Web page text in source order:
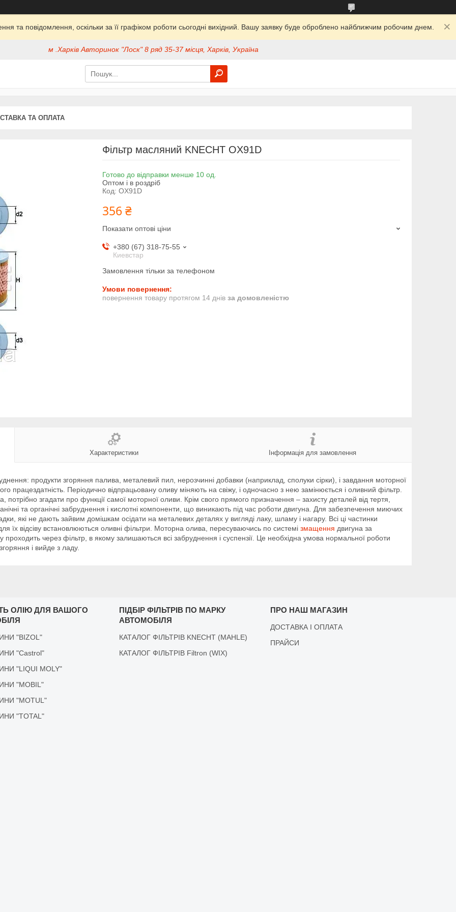
та повідомлення, оскільки за її графіком роботи сьогодні вихідний. Вашу заявку буде оброблено найближчим робочим днем.
м .Харків Авторинок "Лоск" 8 ряд 35-37 місця, Харків, Україна
ТА ОПЛАТА
Фільтр масляний KNECHT OX91D
Готово до відправки менше 10 од.
Оптом і в роздріб
Код: OX91D
356 ₴
Показати оптові ціни
+380 (67) 318-75-55
Киевстар
Замовлення тільки за телефоном
повернення товару протягом 14 днів за домовленістю
Характеристики Інформація для замовлення
продукти згоряння палива, металевий пил, нерозчинні добавки (наприклад, сполуки сірки), і завдання моторної
працездатність. Періодично відпрацьовану оливу міняють на свіжу, і одночасно з нею замінюється і оливний фільтр.
згадати про функції самої моторної оливи. Крім свого прямого призначення – захисту деталей від тертя,
та органічні забруднення і кислотні компоненти, що виникають під час роботи двигуна. Для забезпечення миючих
які не дають зайвим домішкам осідати на металевих деталях у вигляді лаку, шламу і нагару. Всі ці частинки
їх відсіву встановлюються оливні фільтри. Моторна олива, пересуваючись по системі змащення двигуна за
через фільтр, в якому залишаються всі забруднення і суспензії. Це необхідна умова нормальної роботи
і вийде з ладу.
ОЛІЮ ДЛЯ ВАШОГО
"BIZOL"
"Castrol"
"LIQUI MOLY"
"MOBIL"
"MOTUL"
"TOTAL"
ПІДБІР ФІЛЬТРІВ ПО МАРКУ
АВТОМОБІЛЯ
КАТАЛОГ ФІЛЬТРІВ KNECHT (MAHLE)
КАТАЛОГ ФІЛЬТРІВ Filtron (WIX)
ПРО НАШ МАГАЗИН
ДОСТАВКА І ОПЛАТА
ПРАЙСИ